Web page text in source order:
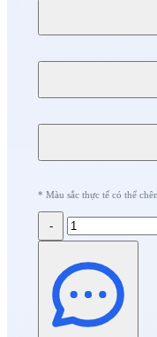
* Màu sắc thực tế có thể
-